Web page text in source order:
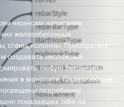
нюансам написания
железобетонных
стены, колонны. Приобретете
создавать несложные
любую бетонную
в монолите. Подавляющее
подробному
показавших себя на